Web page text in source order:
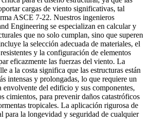
cargas de viento significativas, tal
ASCE 7-22. Nuestros ingenieros
Engineering se especializan en calcular y
que no solo cumplan, sino que superen
la selección adecuada de materiales, el
y la configuración de elementos
eficazmente las fuerzas del viento. La
a la costa significa que las estructuras están
intensas y prolongadas, lo que requiere un
envolvente del edificio y sus componentes,
cimientos, para prevenir daños catastróficos
tropicales. La aplicación rigurosa de
para la longevidad y seguridad de cualquier